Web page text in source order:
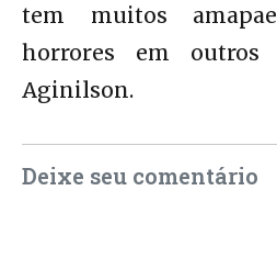
tem muitos
horrores em outros
Aginilson.
Deixe seu comentário